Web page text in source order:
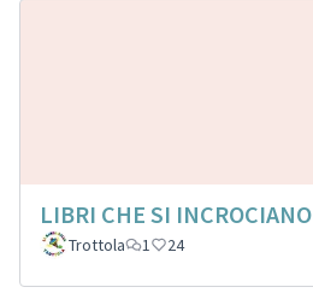
LIBRI CHE SI INCROCIANO
Trottola
1 24